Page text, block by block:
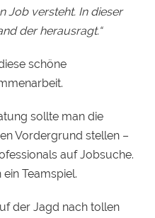
Job versteht. In dieser
der herausragt.“
schöne
sollte man die
Vordergrund stellen –
auf Jobsuche.
Teamspiel.
der Jagd nach tollen